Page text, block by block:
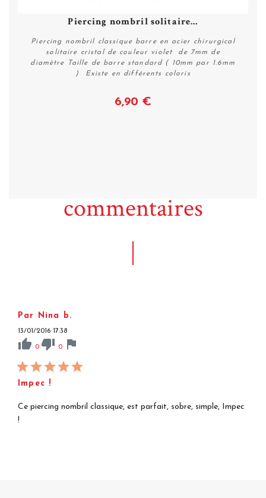
Piercing nombril solitaire...
Piercing nombril classique barre en acier chirurgical
solitaire cristal de couleur violet de 7mm de
diamètre Taille de barre standard ( 10mm par 1.6mm
) Existe en différents coloris
6,90 €
commentaires
Par Nina b.
13/01/2016 17:38
thumb_up 0 thumb_down 0 flag
Impec !
Ce piercing nombril classique, est parfait, sobre, simple, Impec
!